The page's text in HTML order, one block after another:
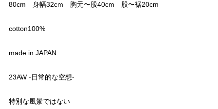
80cm 身幅32cm 胸元〜股40cm 股〜裾20cm
cotton100%
made in JAPAN
23AW -日常的な空想-
特別な風景ではない